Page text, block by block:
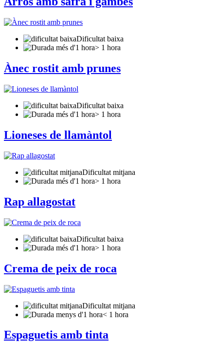
Dificultat baixa
> 1 hora
Ànec rostit amb prunes
Dificultat baixa
> 1 hora
Lioneses de llamàntol
Dificultat mitjana
> 1 hora
Rap allagostat
Dificultat baixa
> 1 hora
Crema de peix de roca
Dificultat mitjana
< 1 hora
Espaguetis amb tinta